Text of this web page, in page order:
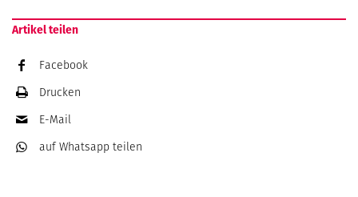
Artikel teilen
Facebook
Drucken
E-Mail
auf Whatsapp teilen